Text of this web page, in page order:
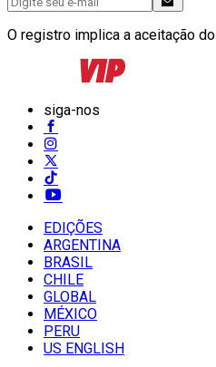
O registro implica a aceitação do
siga-nos
EDIÇÕES
ARGENTINA
BRASIL
CHILE
GLOBAL
MÉXICO
PERU
US ENGLISH